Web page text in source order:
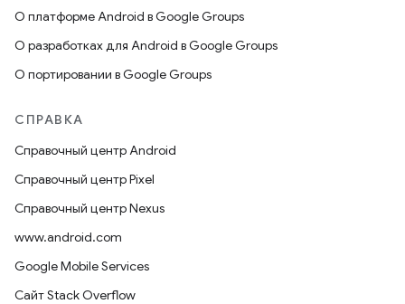
О платформе Android в Google Groups
О разработках для Android в Google Groups
О портировании в Google Groups
СПРАВКА
Справочный центр Android
Справочный центр Pixel
Справочный центр Nexus
www.android.com
Google Mobile Services
Сайт Stack Overflow